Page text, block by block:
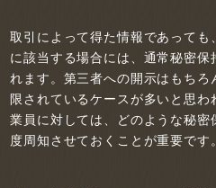
取引によって得た情報であって
に該当する場合には、通常秘密保
れます。第三者への開示はもち
限されているケースが多いと思
業員に対しては、どのような秘
度周知させておくことが重要です。